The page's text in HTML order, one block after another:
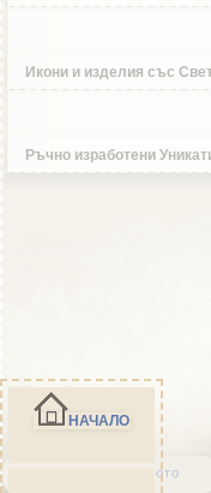
Икони и изделия със
Ръчно изработени
върни се в началото
НАЧАЛО